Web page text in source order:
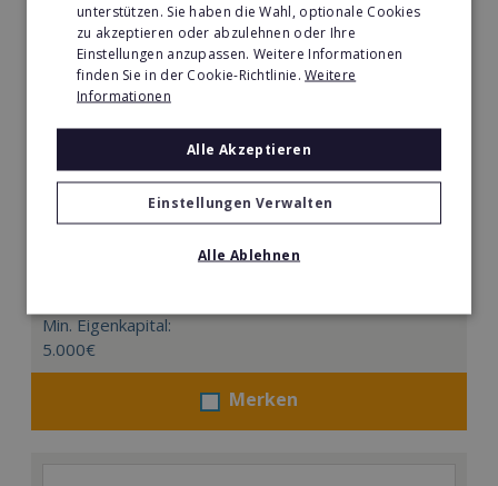
Körperformen EMS
Körperformen - Erfolg mit medizinisch erprobtem
Min. Eigenkapital:
5.000€
Merken
unterstützen. Sie haben die Wahl, optionale Cookies
zu akzeptieren oder abzulehnen oder Ihre
Einstellungen anzupassen. Weitere Informationen
finden Sie in der Cookie-Richtlinie.Weitere
Informationen
Alle Akzeptieren
Einstellungen Verwalten
Alle Ablehnen